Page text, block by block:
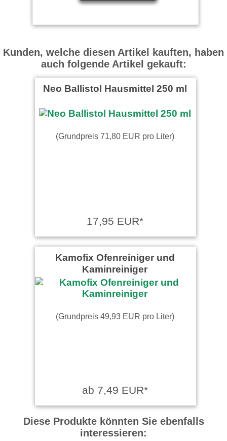
Kunden, welche diesen Artikel kauften, haben
auch folgende Artikel gekauft:
Neo Ballistol Hausmittel 250 ml
(Grundpreis 71,80 EUR pro Liter)
17,95 EUR*
Kamofix Ofenreiniger und
Kaminreiniger
(Grundpreis 49,93 EUR pro Liter)
ab 7,49 EUR*
Diese Produkte könnten Sie ebenfalls
interessieren: